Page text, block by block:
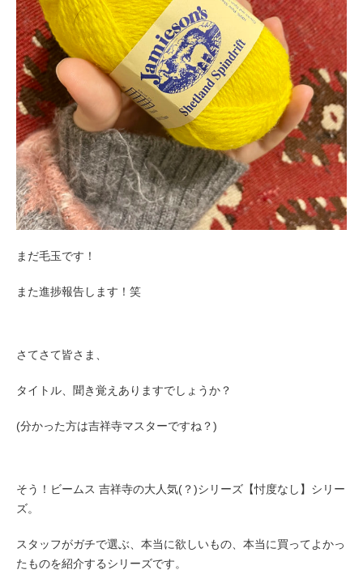
まだ毛玉です！
また進捗報告します！笑
さてさて皆さま、
タイトル、聞き覚えありますでしょうか？
(分かった方は吉祥寺マスターですね？)
そう！ビームス 吉祥寺の大人気(？)シリーズ【忖度なし】シリー
ズ。
スタッフがガチで選ぶ、本当に欲しいもの、本当に買ってよかっ
たものを紹介するシリーズです。